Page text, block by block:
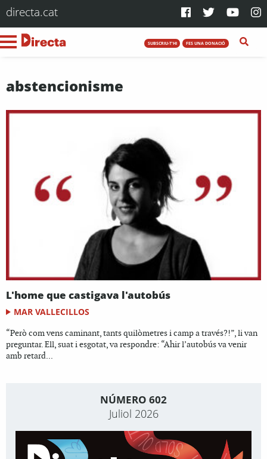
directa.cat
SUBSCRIU-T'HI FES UNA DONACIÓ
abstencionisme
L'home que castigava l'autobús
MAR VALLECILLOS
“Però com vens caminant, tants quilòmetres i camp a través?!”, li van
preguntar. Ell, suat i esgotat, va respondre: “Ahir l’autobús va venir
amb retard...
NÚMERO 602
Juliol 2026